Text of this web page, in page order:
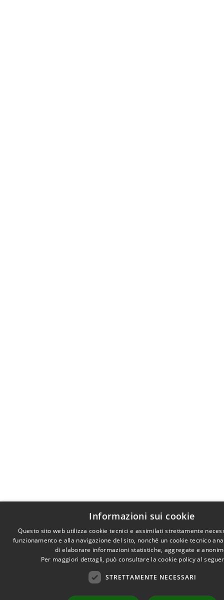
Informazioni sui cookie
Questo sito web utilizza cookie tecnici e assimilati strettamente
funzionamento e alla navigazione del sito, nonché un cookie tecnico
di elaborare informazioni statistiche, aggregate e
Per maggiori dettagli, può consultare la cookie policy al
STRETTAMENTE NECESSARI